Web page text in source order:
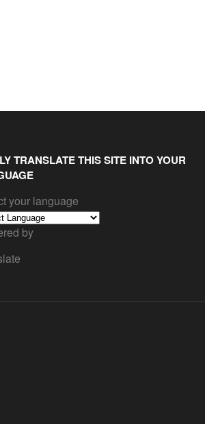
TRANSLATE THIS SITE INTO YOUR
your language
by